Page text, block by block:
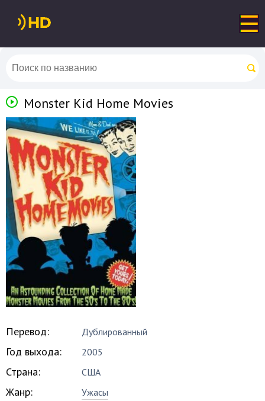
Monster Kid Home Movies
Перевод: Дублированный
Год выхода: 2005
Страна: США
Жанр: Ужасы